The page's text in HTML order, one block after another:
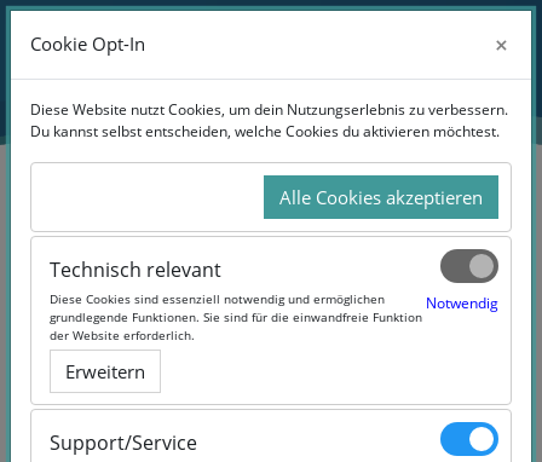
Zum Hauptinhalt
Website-Übersicht
Anmelden
Suchen
3 Products Found
Cookie Opt-In ×
Diese Website nutzt Cookies, um dein Nutzungserlebnis zu verbessern.
Du kannst selbst entscheiden, welche Cookies du aktivieren möchtest.
Alle Cookies akzeptieren
Technisch relevant
Diese Cookies sind essenziell notwendig und ermöglichen
grundlegende Funktionen. Sie sind für die einwandfreie Funktion
der Website erforderlich.
Notwendig
Erweitern
Support/Service
Cookie Opt-In ×
Diese Website nutzt Cookies, um dein Nutzungserlebnis zu verbessern.
Du kannst selbst entscheiden, welche Cookies du aktivieren möchtest.
Alle Cookies akzeptieren
Technisch relevant
Diese Cookies sind essenziell notwendig und ermöglichen
grundlegende Funktionen. Sie sind für die einwandfreie Funktion
der Website erforderlich.
Notwendig
Erweitern
Support/Service